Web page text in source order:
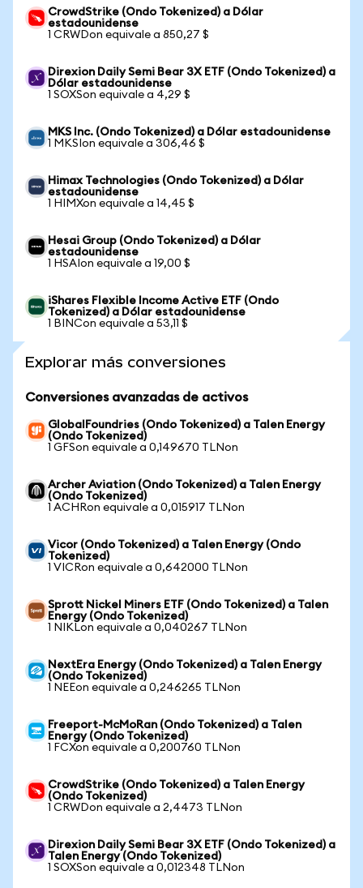
CrowdStrike (Ondo Tokenized) a Dólar
estadounidense
1 CRWDon equivale a 850,27 $
Direxion Daily Semi Bear 3X ETF (Ondo Tokenized) a
Dólar estadounidense
1 SOXSon equivale a 4,29 $
MKS Inc. (Ondo Tokenized) a Dólar estadounidense
1 MKSIon equivale a 306,46 $
Himax Technologies (Ondo Tokenized) a Dólar
estadounidense
1 HIMXon equivale a 14,45 $
Hesai Group (Ondo Tokenized) a Dólar
estadounidense
1 HSAIon equivale a 19,00 $
iShares Flexible Income Active ETF (Ondo
Tokenized) a Dólar estadounidense
1 BINCon equivale a 53,11 $
Explorar más conversiones
Conversiones avanzadas de activos
GlobalFoundries (Ondo Tokenized) a Talen Energy
(Ondo Tokenized)
1 GFSon equivale a 0,149670 TLNon
Archer Aviation (Ondo Tokenized) a Talen Energy
(Ondo Tokenized)
1 ACHRon equivale a 0,015917 TLNon
Vicor (Ondo Tokenized) a Talen Energy (Ondo
Tokenized)
1 VICRon equivale a 0,642000 TLNon
Sprott Nickel Miners ETF (Ondo Tokenized) a Talen
Energy (Ondo Tokenized)
1 NIKLon equivale a 0,040267 TLNon
NextEra Energy (Ondo Tokenized) a Talen Energy
(Ondo Tokenized)
1 NEEon equivale a 0,246265 TLNon
Freeport-McMoRan (Ondo Tokenized) a Talen
Energy (Ondo Tokenized)
1 FCXon equivale a 0,200760 TLNon
CrowdStrike (Ondo Tokenized) a Talen Energy
(Ondo Tokenized)
1 CRWDon equivale a 2,4473 TLNon
Direxion Daily Semi Bear 3X ETF (Ondo Tokenized) a
Talen Energy (Ondo Tokenized)
1 SOXSon equivale a 0,012348 TLNon